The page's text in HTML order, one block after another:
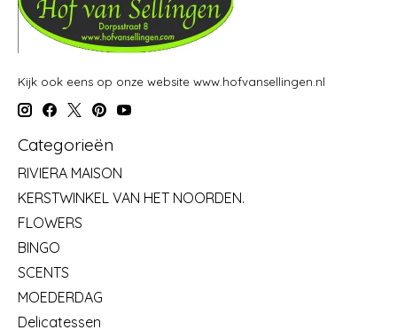
Kijk ook eens op onze website www.hofvansellingen.nl
Categorieën
RIVIERA MAISON
KERSTWINKEL VAN HET NOORDEN.
FLOWERS
BINGO
SCENTS
MOEDERDAG
Delicatessen